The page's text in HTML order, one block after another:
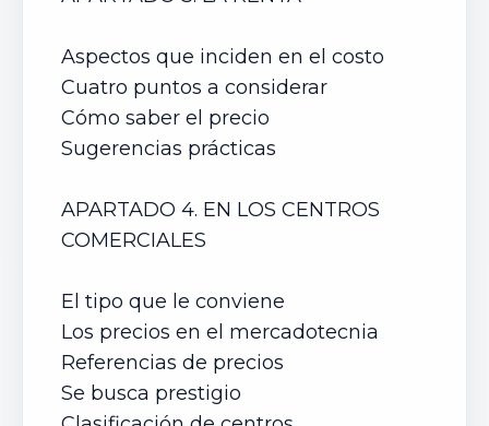
Aspectos que inciden en el costo
Cuatro puntos a considerar
Cómo saber el precio
Sugerencias prácticas
APARTADO 4. EN LOS CENTROS
COMERCIALES
El tipo que le conviene
Los precios en el mercadotecnia
Referencias de precios
Se busca prestigio